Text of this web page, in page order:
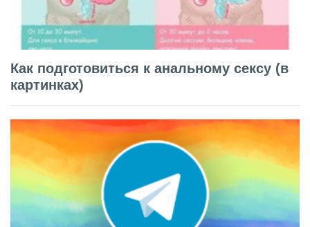
Как подготовиться к анальному сексу (в
картинках)